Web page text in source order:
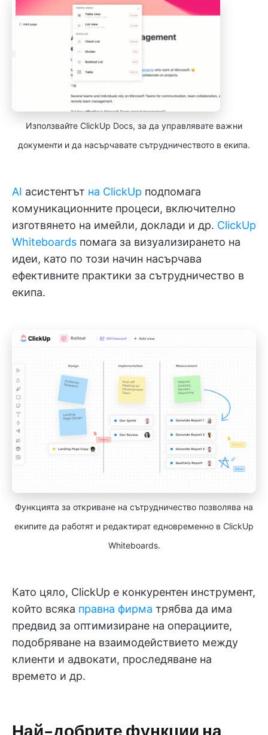
Използвайте ClickUp Docs, за да управлявате важни
документи и да насърчавате сътрудничеството в екипа.
AI асистентът на ClickUp подпомага
комуникационните процеси, включително
изготвянето на имейли, доклади и др. ClickUp
Whiteboards помага за визуализирането на
идеи, като по този начин насърчава
ефективните практики за сътрудничество в
екипа.
Функцията за откриване на сътрудничество позволява на
екипите да работят и редактират едновременно в ClickUp
Whiteboards.
Като цяло, ClickUp е конкурентен инструмент,
който всяка правна фирма трябва да има
предвид за оптимизиране на операциите,
подобряване на взаимодействието между
клиенти и адвокати, проследяване на
времето и др.
Най-добрите функции на